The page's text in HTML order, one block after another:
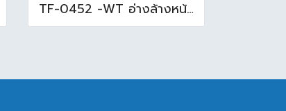
TF-0452 -WT อ่างล้างหน้าบนเคาน์เตอร์ สีขาว